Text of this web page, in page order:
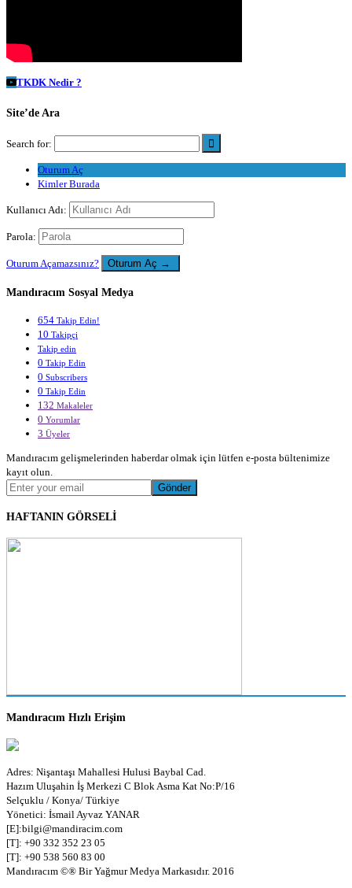
TKDK Nedir ?
Site’de Ara
Search for:
Oturum Aç
Kimler Burada
Kullanıcı Adı:
Parola:
Oturum Açamazsınız?
Mandıracım Sosyal Medya
654 Takip Edin!
10 Takipçi
Takip edin
0 Takip Edin
0 Subscribers
0 Takip Edin
132 Makaleler
0 Yorumlar
3 Üyeler
Mandıracım gelişmelerinden haberdar olmak için lütfen e-posta bültenimize
kayıt olun.
HAFTANIN GÖRSELİ
Mandıracım Hızlı Erişim
Adres: Nişantaşı Mahallesi Hulusi Baybal Cad.
Hazım Uluşahin İş Merkezi C Blok Asma Kat No:P/16
Selçuklu / Konya/ Türkiye
Yönetici: İsmail Ayvaz YANAR
[E]:bilgi@mandiracim.com
[T]: +90 332 352 23 05
[T]: +90 538 560 83 00
Mandıracım ©® Bir Yağmur Medya Markasıdır. 2016